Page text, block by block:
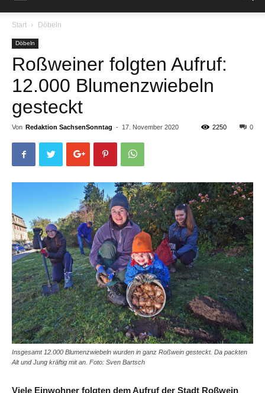
Start Döbeln
Döbeln
Roßweiner folgten Aufruf:
12.000 Blumenzwiebeln
gesteckt
Von Redaktion SachsenSonntag - 17. November 2020 0
2250
Insgesamt 12.000 Blumenzwiebeln wurden in ganz Roßwein gesteckt. Da packten
Alt und Jung kräftig mit an. Foto: Sven Bartsch
Viele Einwohner folgten dem Aufruf der Stadt Roßwein